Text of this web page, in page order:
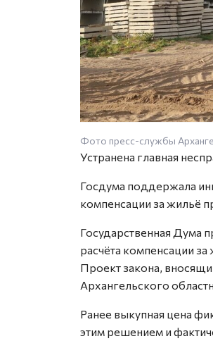
Фото пресс-службы
Устранена главная
Госдума поддержала
компенсации за жильё
Государственная Дума
расчёта компенсации
Проект закона,
Архангельского
Ранее выкупная цена
этим решением и